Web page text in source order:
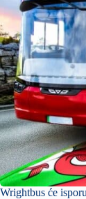
Wrightbus će